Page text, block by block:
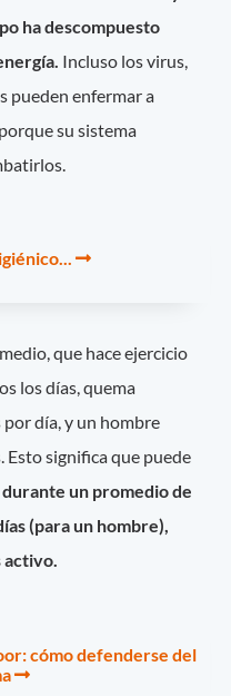
ha descompuesto
Incluso los virus,
pueden enfermar a
su sistema
que hace ejercicio
los días, quema
día, y un hombre
significa que puede
un promedio de
(para un hombre),
activo.
cómo defenderse del